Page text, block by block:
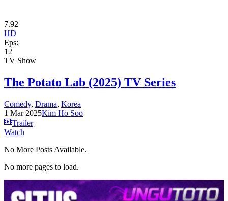
7.92
HD
Eps:
12
TV Show
The Potato Lab (2025) TV Series
Comedy, Drama, Korea
1 Mar 2025Kim Ho Soo
Trailer
Watch
No More Posts Available.
No more pages to load.